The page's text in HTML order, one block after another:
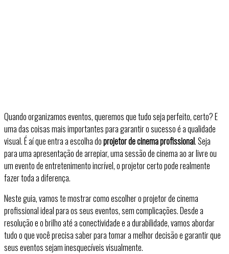
Quando organizamos eventos, queremos que tudo seja perfeito, certo? E
uma das coisas mais importantes para garantir o sucesso é a qualidade
visual. É aí que entra a escolha doprojetor de cinema profissional. Seja
para uma apresentação de arrepiar, uma sessão de cinema ao ar livre ou
um evento de entretenimento incrível, o projetor certo pode realmente
fazer toda a diferença.
Neste guia, vamos te mostrar como escolher o projetor de cinema
profissional ideal para os seus eventos, sem complicações. Desde a
resolução e o brilho até a conectividade e a durabilidade, vamos abordar
tudo o que você precisa saber para tomar a melhor decisão e garantir que
seus eventos sejam inesquecíveis visualmente.